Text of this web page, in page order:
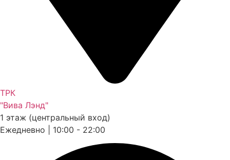
ТРК
"Вива Лэнд"
1 этаж (центральный вход)
Ежедневно | 10:00 - 22:00